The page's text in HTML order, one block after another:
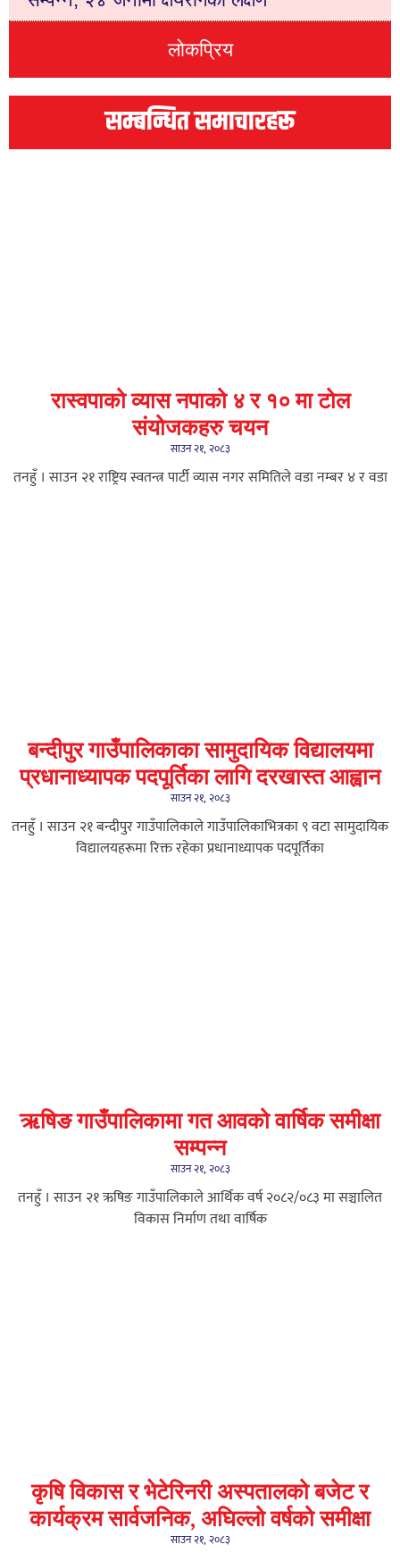
लोकप्रिय
सम्बन्धित समाचारहरू
रास्वपाको व्यास नपाको ४ र १० मा टोल
संयोजकहरु चयन
साउन २१, २०८३
तनहुँ । साउन २१ राष्ट्रिय स्वतन्त्र पार्टी व्यास नगर समितिले वडा नम्बर ४ र वडा
बन्दीपुर गाउँपालिकाका सामुदायिक विद्यालयमा
प्रधानाध्यापक पदपूर्तिका लागि दरखास्त आह्वान
साउन २१, २०८३
तनहुँ । साउन २१ बन्दीपुर गाउँपालिकाले गाउँपालिकाभित्रका ९ वटा सामुदायिक
विद्यालयहरूमा रिक्त रहेका प्रधानाध्यापक पदपूर्तिका
ऋषिङ गाउँपालिकामा गत आवको वार्षिक समीक्षा
सम्पन्न
साउन २१, २०८३
तनहुँ । साउन २१ ऋषिङ गाउँपालिकाले आर्थिक वर्ष २०८२/०८३ मा सञ्चालित
विकास निर्माण तथा वार्षिक
कृषि विकास र भेटेरिनरी अस्पतालको बजेट र
कार्यक्रम सार्वजनिक, अघिल्लो वर्षको समीक्षा
साउन २१, २०८३